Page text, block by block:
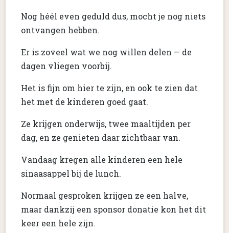
Nog héél even geduld dus, mocht je nog niets
ontvangen hebben.
Er is zoveel wat we nog willen delen — de
dagen vliegen voorbij.
Het is fijn om hier te zijn, en ook te zien dat
het met de kinderen goed gaat.
Ze krijgen onderwijs, twee maaltijden per
dag, en ze genieten daar zichtbaar van.
Vandaag kregen alle kinderen een hele
sinaasappel bij de lunch.
Normaal gesproken krijgen ze een halve,
maar dankzij een sponsor donatie kon het dit
keer een hele zijn.